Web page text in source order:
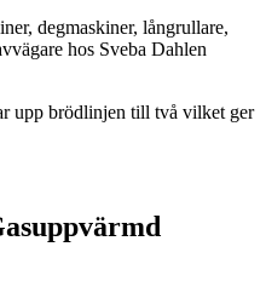
upp brödlinjen till två vilket ger